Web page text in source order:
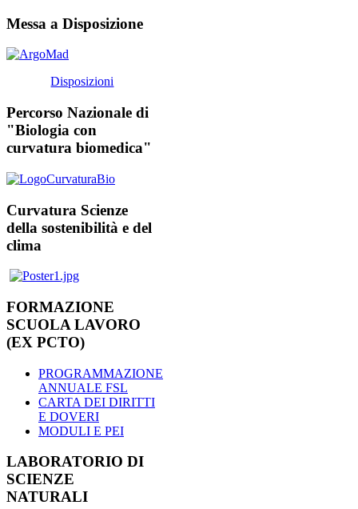
Messa a Disposizione
Disposizioni
Percorso Nazionale di
"Biologia con
curvatura biomedica"
Curvatura Scienze
della sostenibilità e del
clima
FORMAZIONE
SCUOLA LAVORO
(EX PCTO)
PROGRAMMAZIONE
ANNUALE FSL
CARTA DEI DIRITTI
E DOVERI
MODULI E PEI
LABORATORIO DI
SCIENZE
NATURALI